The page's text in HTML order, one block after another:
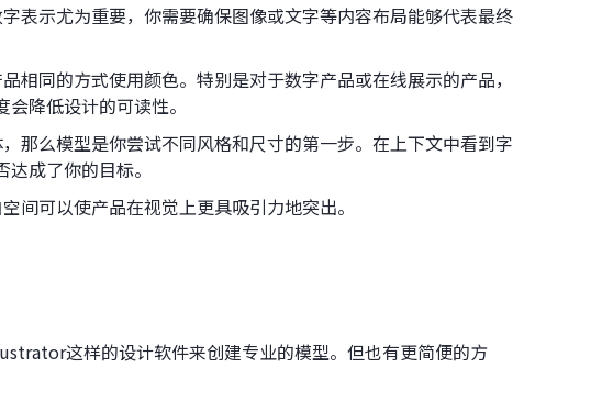
表示尤为重要，你需要确保图像或文字等内容布局能够代表最终
相同的方式使用颜色。特别是对于数字产品或在线展示的产品，
降低设计的可读性。
那么模型是你尝试不同风格和尺寸的第一步。在上下文中看到字
达成了你的目标。
间可以使产品在视觉上更具吸引力地突出。
这样的设计软件来创建专业的模型。但也有更简便的方